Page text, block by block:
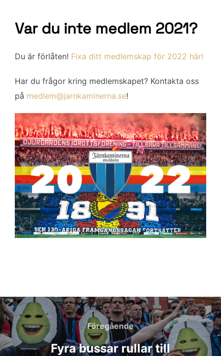
Var du inte medlem 2021?
Du är förlåten! Fixa ditt medlemskap för 2022 här!
Har du frågor kring medlemskapet? Kontakta oss
på medlem@jarnkaminerna.se!
Inläggsnavigering
Föregående
Föregående
Fyra bussar rullar till